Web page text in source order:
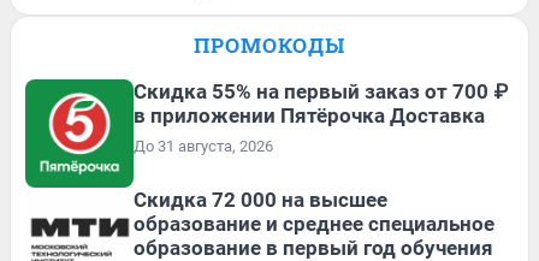
ПРОМОКОДЫ
Скидка 55% на первый заказ от 700 ₽
в приложении Пятёрочка Доставка
До 31 августа, 2026
Скидка 72 000 на высшее
образование и среднее специальное
образование в первый год обучения